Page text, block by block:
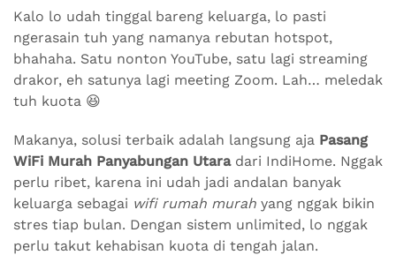
Kalo lo udah tinggal bareng keluarga, lo pasti
ngerasain tuh yang namanya rebutan hotspot,
bhahaha. Satu nonton YouTube, satu lagi streaming
drakor, eh satunya lagi meeting Zoom. Lah… meledak
tuh kuota 😆
Makanya, solusi terbaik adalah langsung aja Pasang
WiFi Murah Panyabungan Utaradari IndiHome. Nggak
perlu ribet, karena ini udah jadi andalan banyak
keluarga sebagai wifi rumah murah yang nggak bikin
stres tiap bulan. Dengan sistem unlimited, lo nggak
perlu takut kehabisan kuota di tengah jalan.